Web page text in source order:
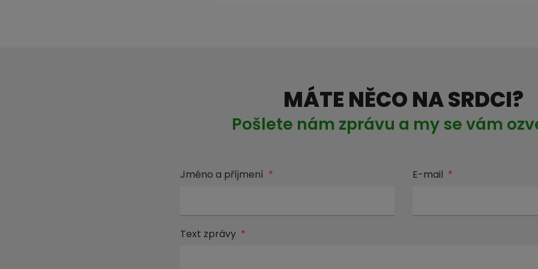
MÁTE NĚCO NA SRDCI?
Pošlete nám zprávu a my se vám
Jméno a příjmení * E-mail *
Text zprávy *